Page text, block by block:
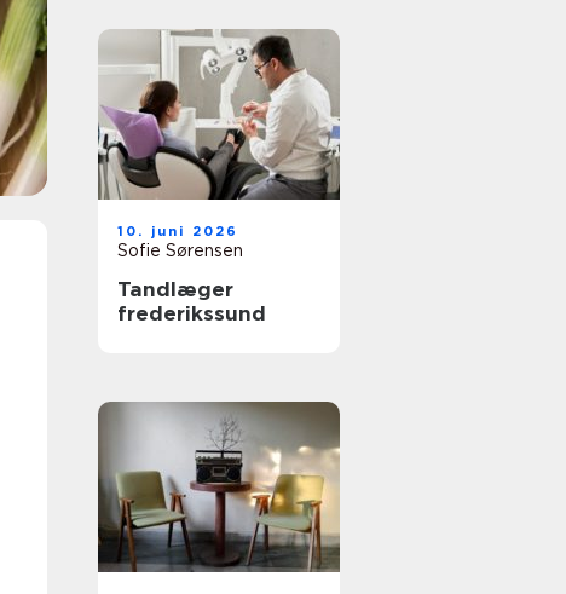
10. juni 2026
Sofie Sørensen
Tandlæger
frederikssund